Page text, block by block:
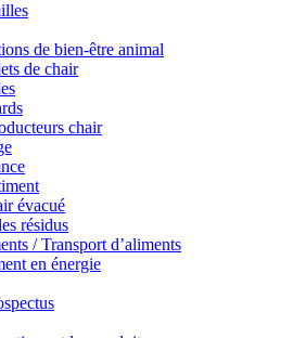
de bien-être animal
de chair
chair
évacué
résidus
/ Transport d’aliments
en énergie